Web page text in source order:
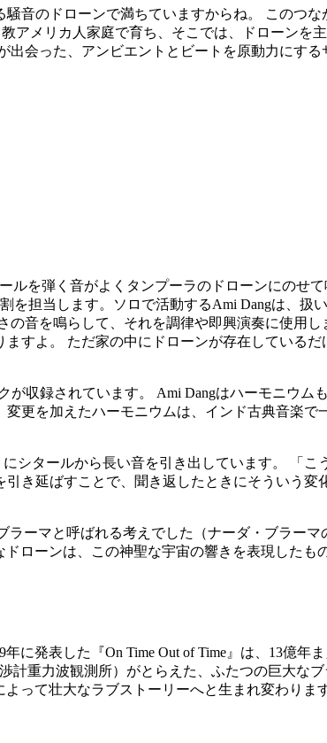
音のドローンで満ちていますからね。 このつ
アメリカ人家庭で育ち、そこでは、ドローンを
会った、アンビエントとビートを原動力にする
ルを弾く音がよくタンプーラのドローンにのせ
担当します。ソロで活動するAmi Dangは、扱
音を鳴らして、それを調律や即興演奏に使用
すよ。 ただ家の中にドローンが存在している
収録されています。 Ami Dangはハーモニウム
更を加えたハーモニウムは、インド古典音楽で
シタールから長い音を引き出しています。 「こ
き延ばすことで、聞き返したときにそういう変
ーマと呼ばれる考えでした（ナーダ・ブラーマ
ローンは、この神聖な宇宙の響きを表現したも
に発表した『On Time Out of Time』は、13億年
重力波観測所）がとらえた、ふたつの巨大な
って壮大なラブストーリーへと生まれ変わります